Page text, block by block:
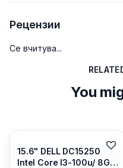
Рецензии
Се вчитува...
You
15.6" DELL DC15250
Intel Core I3-100u/ 8GB